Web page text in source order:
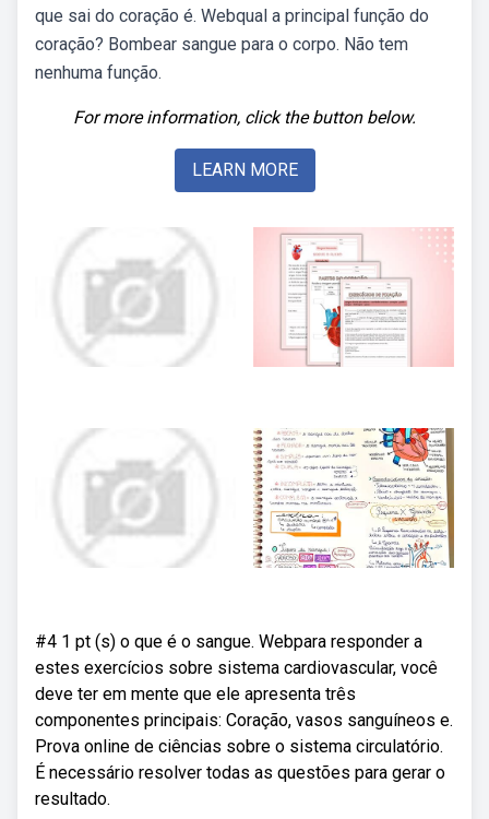
que sai do coração é. Webqual a principal função do
coração? Bombear sangue para o corpo. Não tem
nenhuma função.
For more information, click the button below.
LEARN MORE
#4 1 pt (s) o que é o sangue. Webpara responder a
estes exercícios sobre sistema cardiovascular, você
deve ter em mente que ele apresenta três
componentes principais: Coração, vasos sanguíneos e.
Prova online de ciências sobre o sistema circulatório.
É necessário resolver todas as questões para gerar o
resultado.